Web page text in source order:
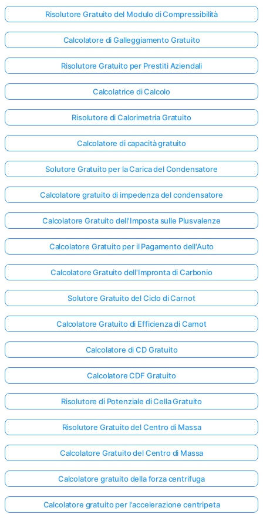
Risolutore Gratuito del Modulo di Compressibilità
Calcolatore di Galleggiamento Gratuito
Risolutore Gratuito per Prestiti Aziendali
Calcolatrice di Calcolo
Risolutore di Calorimetria Gratuito
Calcolatore di capacità gratuito
Solutore Gratuito per la Carica del Condensatore
Calcolatore gratuito di impedenza del condensatore
Calcolatore Gratuito dell'Imposta sulle Plusvalenze
Calcolatore Gratuito per il Pagamento dell'Auto
Calcolatore Gratuito dell'Impronta di Carbonio
Solutore Gratuito del Ciclo di Carnot
Calcolatore Gratuito di Efficienza di Carnot
Calcolatore di CD Gratuito
Calcolatore CDF Gratuito
Risolutore di Potenziale di Cella Gratuito
Risolutore Gratuito del Centro di Massa
Calcolatore Gratuito del Centro di Massa
Calcolatore gratuito della forza centrifuga
Calcolatore gratuito per l'accelerazione centripeta